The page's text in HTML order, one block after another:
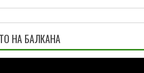
НА БАЛКАНА